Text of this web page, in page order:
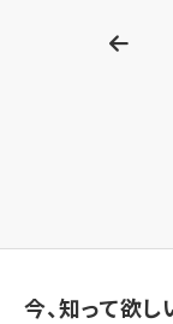
今、知って欲